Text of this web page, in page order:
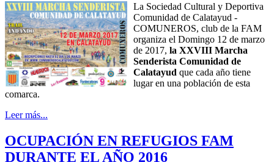
La Sociedad Cultural y Deportiva
Comunidad de Calatayud -
COMUNEROS, club de la FAM
organiza el Domingo 12 de marzo
de 2017, la XXVIII Marcha
Senderista Comunidad de
Calatayud que cada año tiene
lugar en una población de esta
comarca.
Leer más...
OCUPACIÓN EN REFUGIOS FAM
DURANTE EL AÑO 2016